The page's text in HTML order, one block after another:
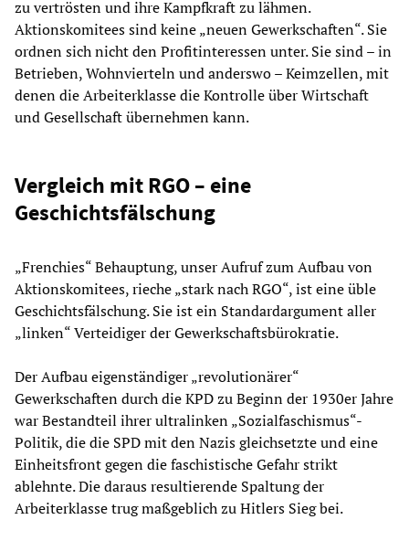
zu vertrösten und ihre Kampfkraft zu lähmen.
Aktionskomitees sind keine „neuen Gewerkschaften“. Sie
ordnen sich nicht den Profitinteressen unter. Sie sind – in
Betrieben, Wohnvierteln und anderswo – Keimzellen, mit
denen die Arbeiterklasse die Kontrolle über Wirtschaft
und Gesellschaft übernehmen kann.
Vergleich mit RGO – eine
Geschichtsfälschung
„Frenchies“ Behauptung, unser Aufruf zum Aufbau von
Aktionskomitees, rieche „stark nach RGO“, ist eine üble
Geschichtsfälschung. Sie ist ein Standardargument aller
„linken“ Verteidiger der Gewerkschaftsbürokratie.
Der Aufbau eigenständiger „revolutionärer“
Gewerkschaften durch die KPD zu Beginn der 1930er Jahre
war Bestandteil ihrer ultralinken „Sozialfaschismus“-
Politik, die die SPD mit den Nazis gleichsetzte und eine
Einheitsfront gegen die faschistische Gefahr strikt
ablehnte. Die daraus resultierende Spaltung der
Arbeiterklasse trug maßgeblich zu Hitlers Sieg bei.